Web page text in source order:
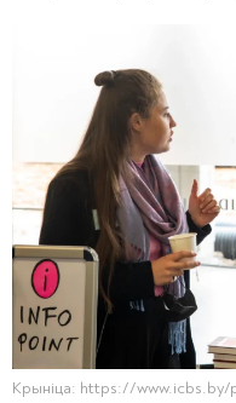
Крыніца: https://